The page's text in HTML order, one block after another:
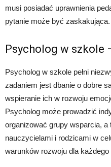
musi posiadać uprawnienia
pytanie może być zaskakująca.
Psycholog w szkole
Psycholog w szkole pełni
zadaniem jest dbanie o dobre
wspieranie ich w rozwoju
Psycholog może prowadzić
organizować grupy wsparcia, a
nauczycielami i rodzicami w
warunków rozwoju dla każdego